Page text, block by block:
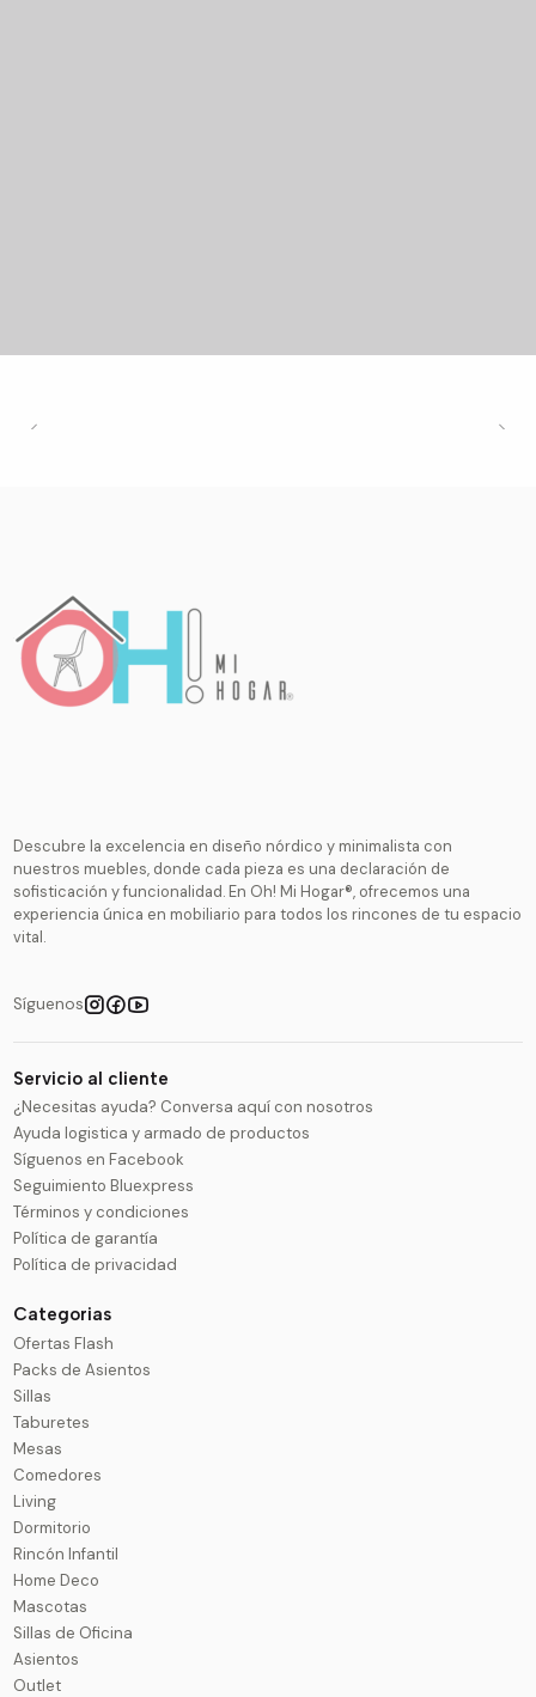
Descubre la excelencia en diseño nórdico y minimalista con
nuestros muebles, donde cada pieza es una declaración de
sofisticación y funcionalidad. En Oh! Mi Hogar®, ofrecemos una
experiencia única en mobiliario para todos los rincones de tu espacio
vital.
Síguenos
Servicio al cliente
¿Necesitas ayuda? Conversa aquí con nosotros
Ayuda logistica y armado de productos
Síguenos en Facebook
Seguimiento Bluexpress
Términos y condiciones
Política de garantía
Política de privacidad
Categorias
Ofertas Flash
Packs de Asientos
Sillas
Taburetes
Mesas
Comedores
Living
Dormitorio
Rincón Infantil
Home Deco
Mascotas
Sillas de Oficina
Asientos
Outlet